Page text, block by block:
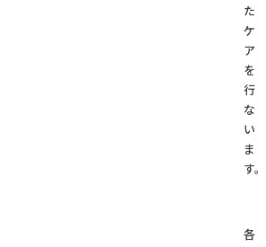
た
ケ
ア
を
行
な
い
ま
す。
各